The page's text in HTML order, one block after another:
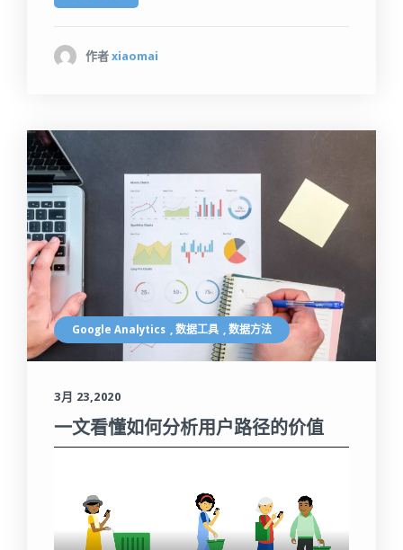
作者 xiaomai
Google Analytics , 数据工具 , 数据方法
3月 23,2020
一文看懂如何分析用户路径的价值